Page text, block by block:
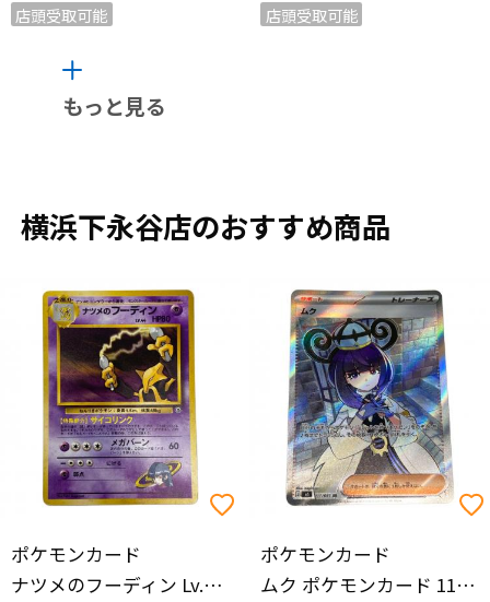
店頭受取可能 店頭受取可能
もっと見る
横浜下永谷店のおすすめ商品
ポケモンカード
ナツメのフーディン Lv.44 ポケモンカード No.46 旧裏面
ポケモンカード
ムク ポケモンカード 111/081 SR